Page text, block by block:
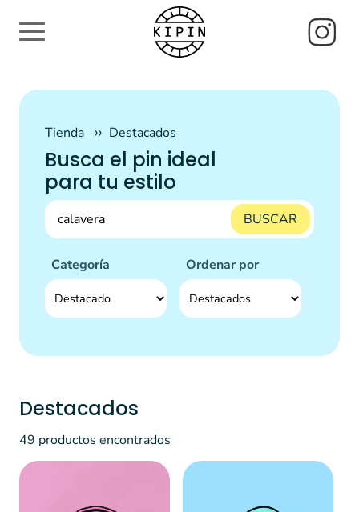
Tienda Destacados
Busca el pin ideal
para tu estilo
BUSCAR
Categoría Ordenar por
Destacados
49 productos encontrados